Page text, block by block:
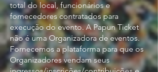
total do local, funcionários e
fornecedores contratados para
execução do evento. A Papun Ticket
não é uma Organizadora de eventos.
Fornecemos a plataforma para que os
Organizadores vendam seus